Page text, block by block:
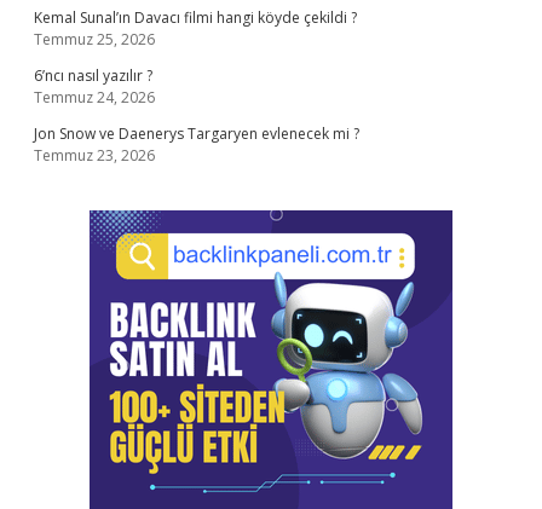
Kemal Sunal’ın Davacı filmi hangi köyde çekildi ?
Temmuz 25, 2026
6’ncı nasıl yazılır ?
Temmuz 24, 2026
Jon Snow ve Daenerys Targaryen evlenecek mi ?
Temmuz 23, 2026